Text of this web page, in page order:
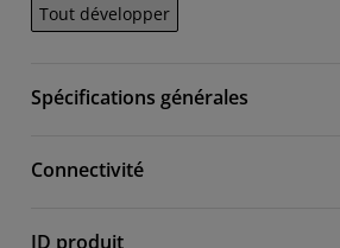
Tout développer
Spécifications générales
Connectivité
ID produit